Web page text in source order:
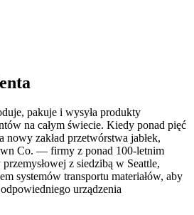
pakuje i wysyła produkty
na całym świecie. Kiedy ponad pięć
nowy zakład przetwórstwa jabłek,
Co. — firmy z ponad 100-letnim
z siedzibą w Seattle,
systemów transportu materiałów, aby
urządzenia